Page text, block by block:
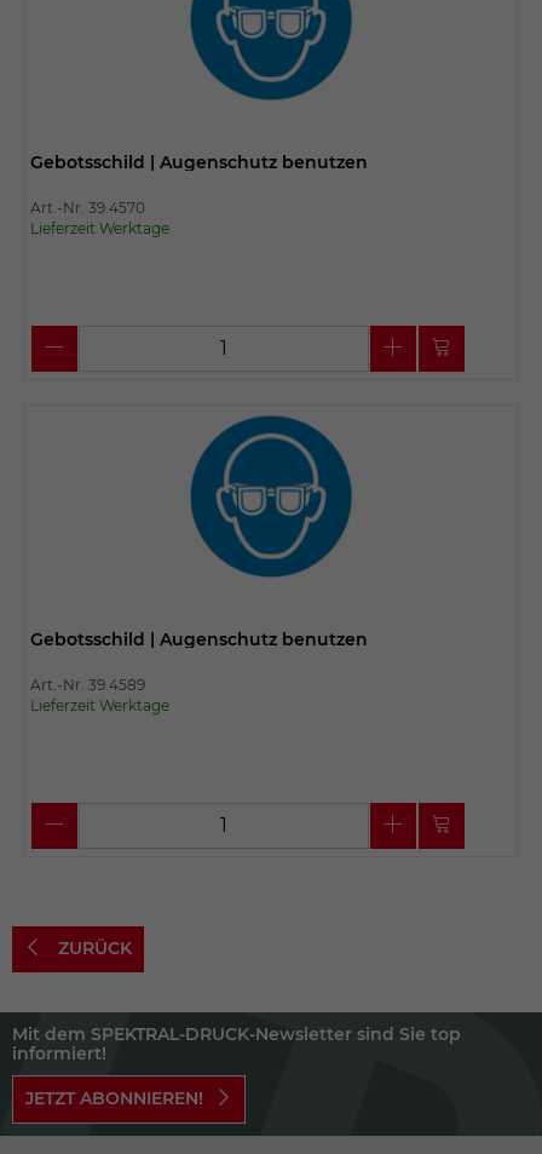
Gebotsschild | Augenschutz benutzen
Art.-Nr. 39.4570
Lieferzeit Werktage
Gebotsschild | Augenschutz benutzen
Art.-Nr. 39.4589
Lieferzeit Werktage
ZURÜCK
Mit dem SPEKTRAL-DRUCK-Newsletter sind Sie top
informiert!
JETZT ABONNIEREN!